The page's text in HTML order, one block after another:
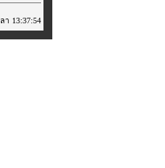
า 13:37:54